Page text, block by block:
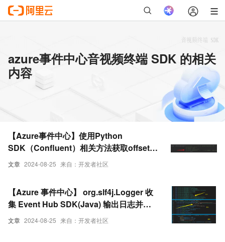
azure事件中心音视频终端 SDK 的相关
内容
文章 2024-08-25 来自：开发者社区
【Azure事件中心】使用Python
SDK（Confluent）相关方法获取offset或
lag时提示SSL相关错误
文章 2024-08-25 来自：开发者社区
【Azure 事件中心】 org.slf4j.Logger 收
集 Event Hub SDK(Java) 输出日志并以
文件形式保存